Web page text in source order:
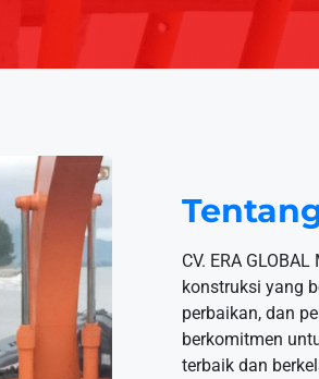
CV. ERA
konstruksi yang
perbaikan, dan
berkomitmen
terbaik dan